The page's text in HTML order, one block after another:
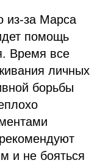
из-за Марса
помощь
Время все
личных
борьбы
и не бояться